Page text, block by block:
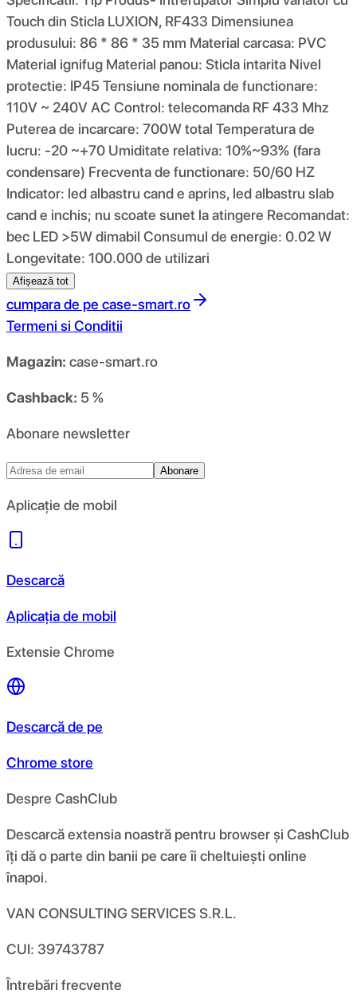
Touch din Sticla LUXION, RF433 Dimensiunea
produsului: 86 * 86 * 35 mm Material carcasa: PVC
Material ignifug Material panou: Sticla intarita Nivel
protectie: IP45 Tensiune nominala de functionare:
110V ~ 240V AC Control: telecomanda RF 433 Mhz
Puterea de incarcare: 700W total Temperatura de
lucru: -20 ~+70 Umiditate relativa: 10%~93% (fara
condensare) Frecventa de functionare: 50/60 HZ
Indicator: led albastru cand e aprins, led albastru slab
cand e inchis; nu scoate sunet la atingere Recomandat:
bec LED >5W dimabil Consumul de energie: 0.02 W
Longevitate: 100.000 de utilizari
Afișează tot
cumpara de pe case-smart.ro
Termeni si Conditii
Magazin: case-smart.ro
Cashback: 5 %
Abonare newsletter
Abonare
Aplicație de mobil
Descarcă
Aplicația de mobil
Extensie Chrome
Descarcă de pe
Chrome store
Despre CashClub
Descarcă extensia noastră pentru browser și CashClub
îți dă o parte din banii pe care îi cheltuiești online
înapoi.
VAN CONSULTING SERVICES S.R.L.
CUI: 39743787
Întrebări frecvente